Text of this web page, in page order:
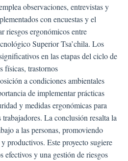
observaciones, entrevistas y
con encuestas y el
riesgos ergonómicos entre
Superior Tsa’chila. Los
en las etapas del ciclo de
físicas, trastornos
a condiciones ambientales
de implementar prácticas
y medidas ergonómicas para
La conclusión resalta la
a las personas, promoviendo
productivos. Este proyecto sugiere
efectivos y una gestión de riesgos